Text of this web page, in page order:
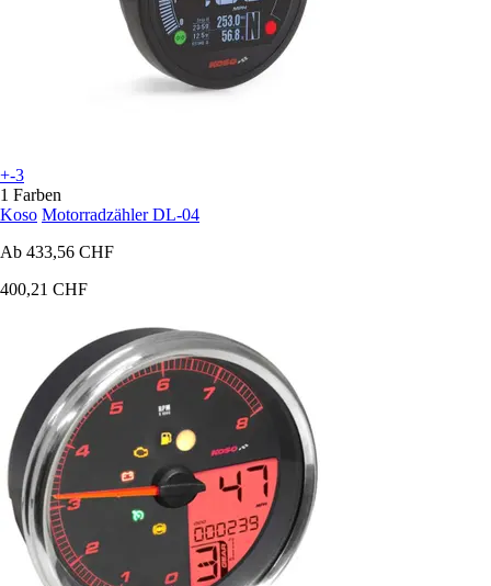
+-3
1 Farben
Koso Motorradzähler DL-04
Ab 433,56 CHF
400,21 CHF